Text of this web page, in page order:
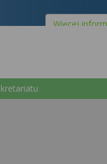
Więcej